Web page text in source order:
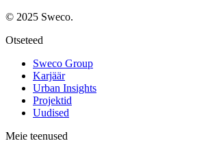
© 2025 Sweco.
Otseteed
Sweco Group
Karjäär
Urban Insights
Projektid
Uudised
Meie teenused